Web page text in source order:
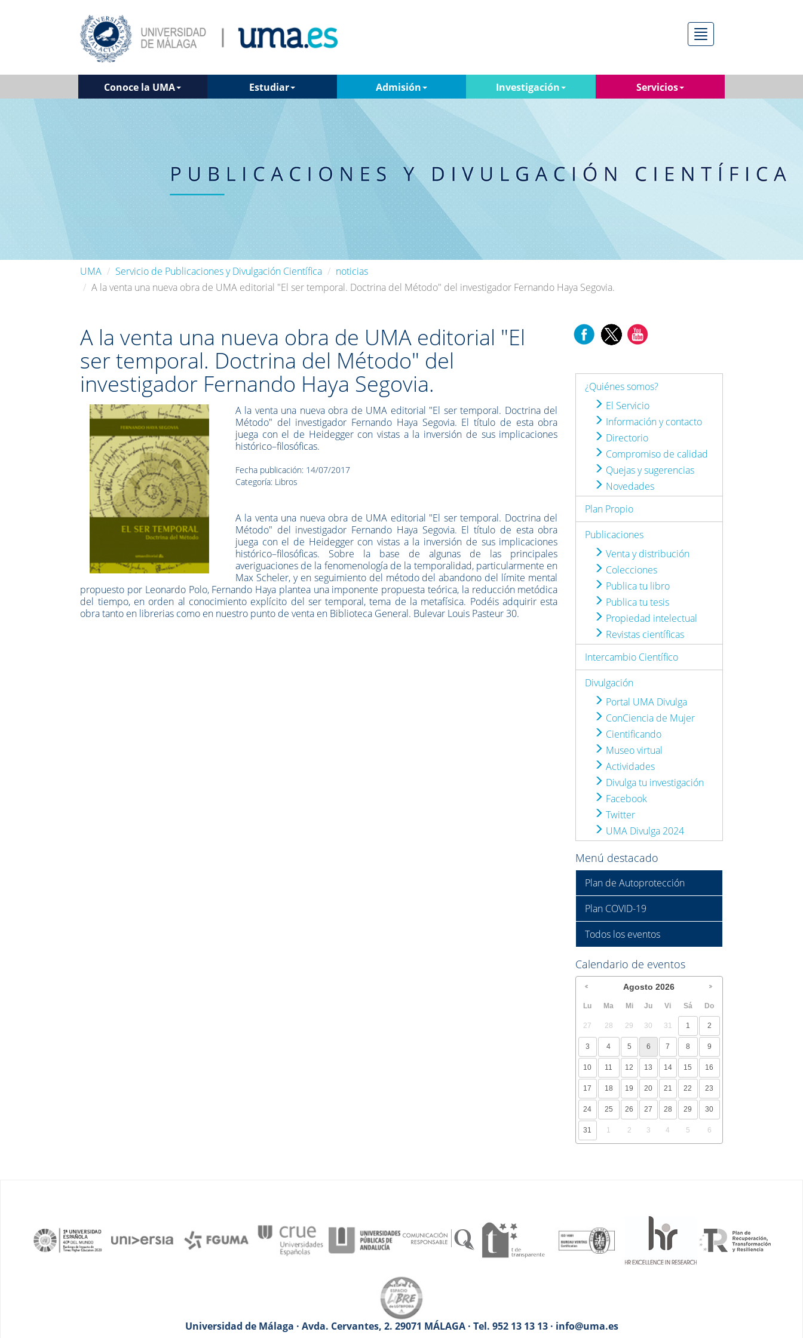
Menú
Conoce la UMA Estudiar Admisión Investigación Servicios
UMA Servicio de Publicaciones y Divulgación Científica
noticias
A la venta una nueva obra de UMA editorial "El ser temporal. Doctrina del Método" del investigador Fernando Haya Segovia.
A la venta una nueva obra de UMA editorial "El
ser temporal. Doctrina del Método" del
investigador Fernando Haya Segovia.
A la venta una nueva obra de UMA editorial "El ser temporal. Doctrina del
Método" del investigador Fernando Haya Segovia. El título de esta obra
juega con el de Heidegger con vistas a la inversión de sus implicaciones
histórico–filosóficas.
Fecha publicación: 14/07/2017
Categoría: Libros
A la venta una nueva obra de UMA editorial "El ser temporal. Doctrina del
Método" del investigador Fernando Haya Segovia. El título de esta obra
juega con el de Heidegger con vistas a la inversión de sus implicaciones
histórico–filosóficas. Sobre la base de algunas de las principales
averiguaciones de la fenomenología de la temporalidad, particularmente en
Max Scheler, y en seguimiento del método del abandono del límite mental
propuesto por Leonardo Polo, Fernando Haya plantea una imponente propuesta teórica, la reducción metódica
del tiempo, en orden al conocimiento explícito del ser temporal, tema de la metafísica. Podéis adquirir esta
obra tanto en librerias como en nuestro punto de venta en Biblioteca General. Bulevar Louis Pasteur 30.
¿Quiénes somos?
El Servicio
Información y contacto
Directorio
Compromiso de calidad
Quejas y sugerencias
Novedades
Plan Propio
Publicaciones
Venta y distribución
Colecciones
Publica tu libro
Publica tu tesis
Propiedad intelectual
Revistas científicas
Intercambio Científico
Divulgación
Portal UMA Divulga
ConCiencia de Mujer
Cientificando
Museo virtual
Actividades
Divulga tu investigación
Facebook
Twitter
UMA Divulga 2024
Menú destacado
Plan de Autoprotección
Plan COVID-19
Todos los eventos
Calendario de eventos
Agosto 2026
Lu Ma Mi Ju Vi Sá Do
27 28 29 30 31 1 2
3 4 5 6 7 8 9
10 11 12 13 14 15 16
17 18 19 20 21 22 23
24 25 26 27 28 29 30
31 1 2 3 4 5 6
Universidad de Málaga · Avda. Cervantes, 2. 29071 MÁLAGA · Tel. 952 13 13 13 · info@uma.es